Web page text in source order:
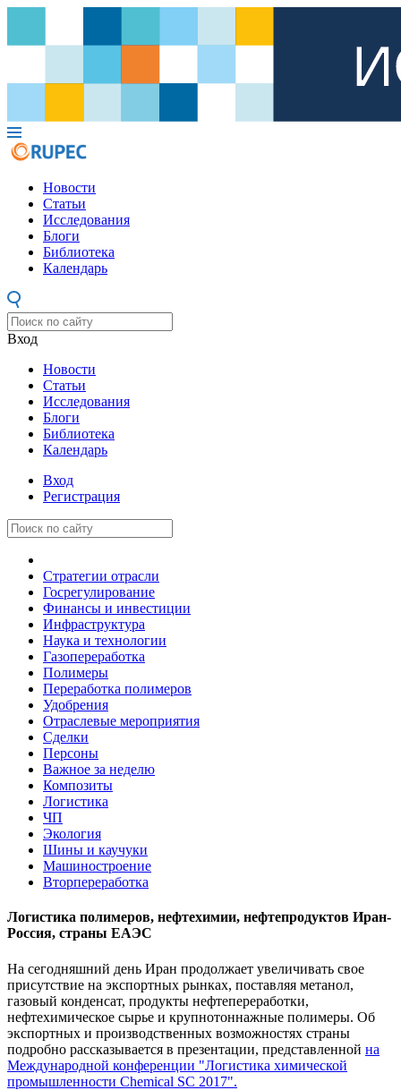
Новости
Статьи
Исследования
Блоги
Библиотека
Календарь
Вход
Новости
Статьи
Исследования
Блоги
Библиотека
Календарь
Вход
Регистрация
Стратегии отрасли
Госрегулирование
Финансы и инвестиции
Инфраструктура
Наука и технологии
Газопереработка
Полимеры
Переработка полимеров
Удобрения
Отраслевые мероприятия
Сделки
Персоны
Важное за неделю
Композиты
Логистика
ЧП
Экология
Шины и каучуки
Машиностроение
Вторпереработка
Логистика полимеров, нефтехимии, нефтепродуктов Иран-
Россия, страны ЕАЭС
На сегодняшний день Иран продолжает увеличивать свое
присутствие на экспортных рынках, поставляя метанол,
газовый конденсат, продукты нефтепереработки,
нефтехимическое сырье и крупнотоннажные полимеры. Об
экспортных и производственных возможностях страны
подробно рассказывается в презентации, представленной на
Международной конференции "Логистика химической
промышленности Chemical SC 2017".